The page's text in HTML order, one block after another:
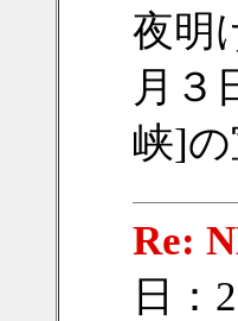
夜明
月３
峡]
Re:
日：